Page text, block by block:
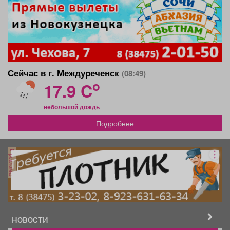
Сейчас в г. Междуреченск (08:49)
17.9 Co
небольшой дождь
Подробнее
реклама
НОВОСТИ